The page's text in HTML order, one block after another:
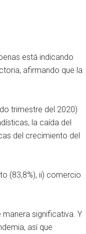
está indicando
afirmando que la
trimestre del 2020)
la caída del
del crecimiento del
(83,8%), ii) comercio
significativa. Y
así que